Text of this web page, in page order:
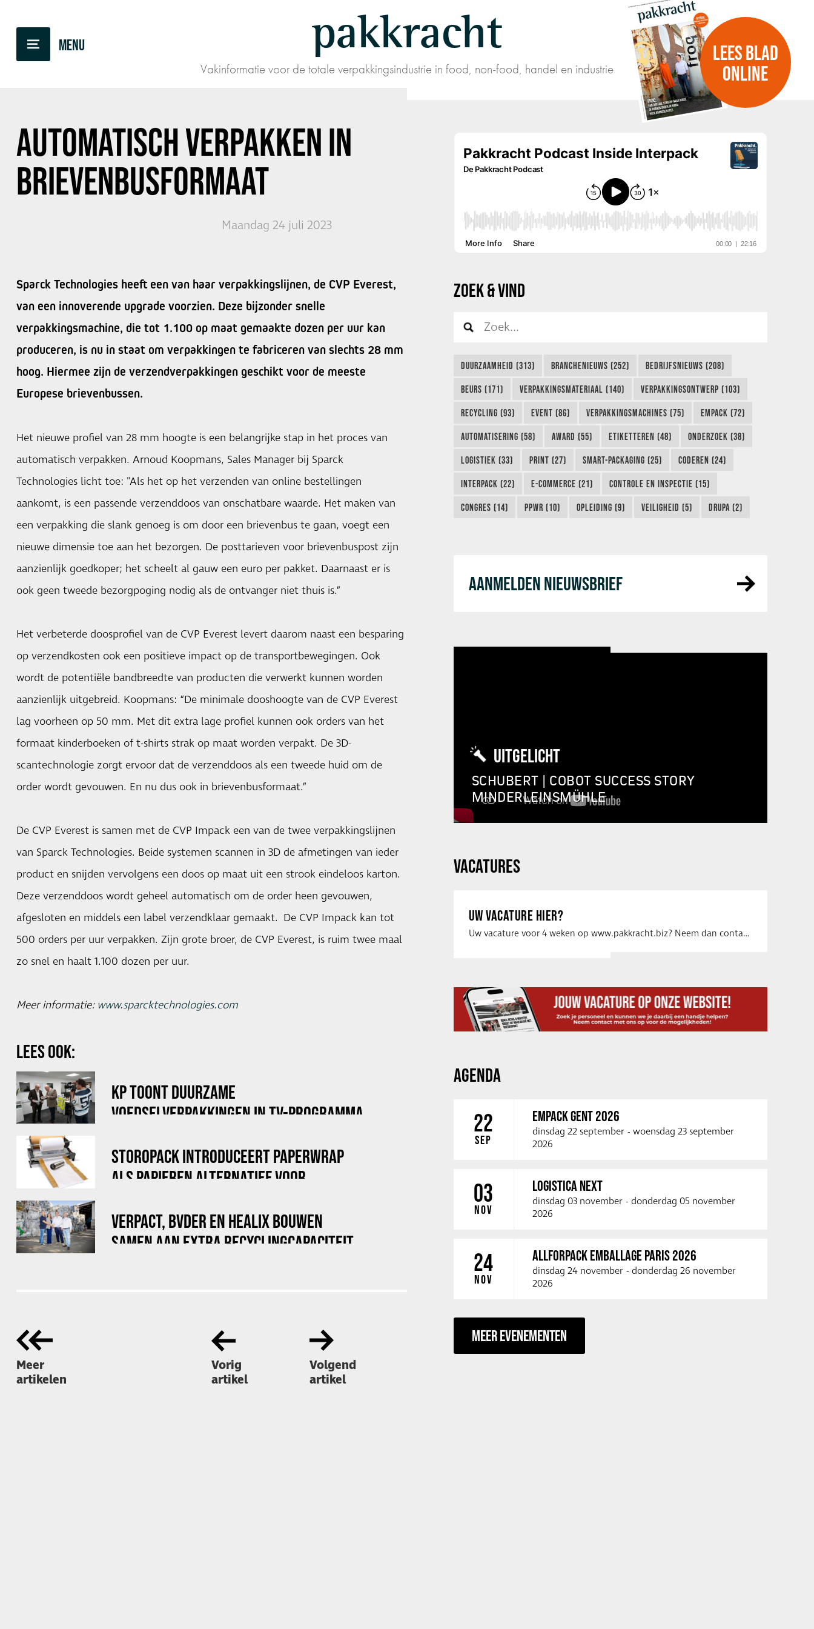
pakkracht
Vakinformatie voor de totale verpakkingsindustrie in food, non-food, handel en industrie
LEES BLAD
ONLINE
AUTOMATISCH VERPAKKEN IN
BRIEVENBUSFORMAAT
Maandag 24 juli 2023
Sparck Technologies heeft een van haar verpakkingslijnen, de CVP Everest,
van een innoverende upgrade voorzien. Deze bijzonder snelle
verpakkingsmachine, die tot 1.100 op maat gemaakte dozen per uur kan
produceren, is nu in staat om verpakkingen te fabriceren van slechts 28 mm
hoog. Hiermee zijn de verzendverpakkingen geschikt voor de meeste
Europese brievenbussen.
Het nieuwe profiel van 28 mm hoogte is een belangrijke stap in het proces van
automatisch verpakken. Arnoud Koopmans, Sales Manager bij Sparck
Technologies licht toe: "Als het op het verzenden van online bestellingen
aankomt, is een passende verzenddoos van onschatbare waarde. Het maken van
een verpakking die slank genoeg is om door een brievenbus te gaan, voegt een
nieuwe dimensie toe aan het bezorgen. De posttarieven voor brievenbuspost zijn
aanzienlijk goedkoper; het scheelt al gauw een euro per pakket. Daarnaast er is
ook geen tweede bezorgpoging nodig als de ontvanger niet thuis is.”
Het verbeterde doosprofiel van de CVP Everest levert daarom naast een besparing
op verzendkosten ook een positieve impact op de transportbewegingen. Ook
wordt de potentiële bandbreedte van producten die verwerkt kunnen worden
aanzienlijk uitgebreid. Koopmans: “De minimale dooshoogte van de CVP Everest
lag voorheen op 50 mm. Met dit extra lage profiel kunnen ook orders van het
formaat kinderboeken of t-shirts strak op maat worden verpakt. De 3D-
scantechnologie zorgt ervoor dat de verzenddoos als een tweede huid om de
order wordt gevouwen. En nu dus ook in brievenbusformaat.”
De CVP Everest is samen met de CVP Impack een van de twee verpakkingslijnen
van Sparck Technologies. Beide systemen scannen in 3D de afmetingen van ieder
product en snijden vervolgens een doos op maat uit een strook eindeloos karton.
Deze verzenddoos wordt geheel automatisch om de order heen gevouwen,
afgesloten en middels een label verzendklaar gemaakt. De CVP Impack kan tot
500 orders per uur verpakken. Zijn grote broer, de CVP Everest, is ruim twee maal
zo snel en haalt 1.100 dozen per uur.
Meer informatie: www.sparcktechnologies.com
LEES OOK:
KP TOONT DUURZAME
VOEDSELVERPAKKINGEN IN TV-PROGRAMMA
STOROPACK INTRODUCEERT PAPERWRAP
ALS PAPIEREN ALTERNATIEF VOOR
VERPACT, BVDER EN HEALIX BOUWEN
SAMEN AAN EXTRA RECYCLINGCAPACITEIT
Meer
artikelen
Vorig
artikel
Volgend
artikel
ZOEK & VIND
DUURZAAMHEID (313) BRANCHENIEUWS (252) BEDRIJFSNIEUWS (208)
BEURS (171) VERPAKKINGSMATERIAAL (140) VERPAKKINGSONTWERP (103)
RECYCLING (93) EVENT (86) VERPAKKINGSMACHINES (75) EMPACK (72)
AUTOMATISERING (58) AWARD (55) ETIKETTEREN (48) ONDERZOEK (38)
LOGISTIEK (33) PRINT (27) SMART-PACKAGING (25) CODEREN (24)
INTERPACK (22) E-COMMERCE (21) CONTROLE EN INSPECTIE (15)
CONGRES (14) PPWR (10) OPLEIDING (9) VEILIGHEID (5) DRUPA (2)
AANMELDEN NIEUWSBRIEF
UITGELICHT
SCHUBERT | COBOT SUCCESS STORY
MINDERLEINSMÜHLE
VACATURES
UW VACATURE HIER?
Uw vacature voor 4 weken op www.pakkracht.biz? Neem dan contact op met Yannick van …
AGENDA
22
SEP
EMPACK GENT 2026
dinsdag 22 september - woensdag 23 september
2026
03
NOV
LOGISTICA NEXT
dinsdag 03 november - donderdag 05 november
2026
24
NOV
ALLFORPACK EMBALLAGE PARIS 2026
dinsdag 24 november - donderdag 26 november
2026
MEER EVENEMENTEN